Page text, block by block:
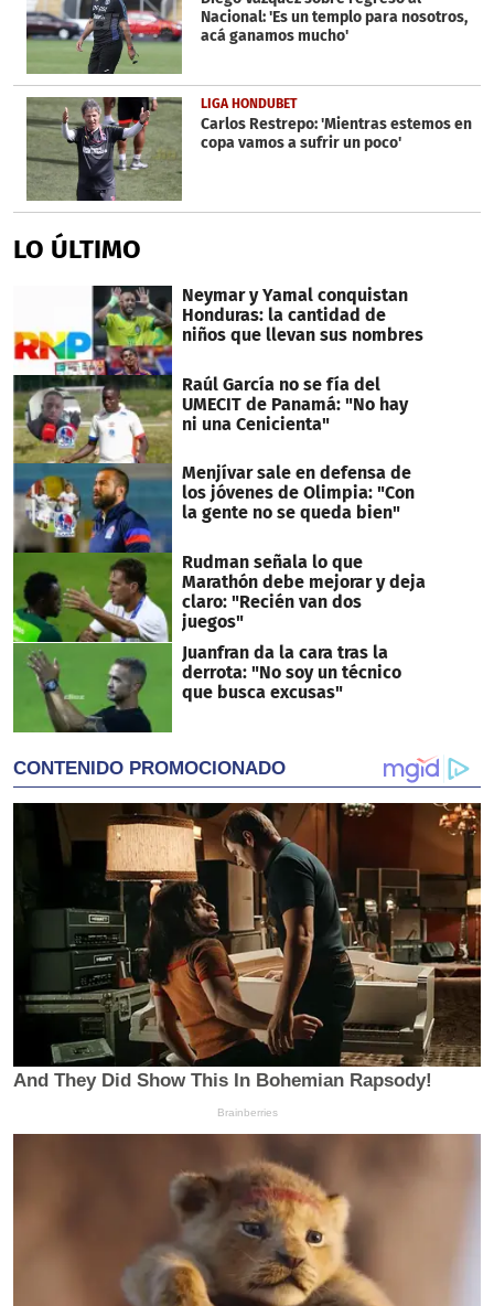
Nacional: 'Es un templo para nosotros,
acá ganamos mucho'
LIGA HONDUBET
Carlos Restrepo: 'Mientras estemos en
copa vamos a sufrir un poco'
LO ÚLTIMO
Neymar y Yamal conquistan
Honduras: la cantidad de
niños que llevan sus nombres
Raúl García no se fía del
UMECIT de Panamá: "No hay
ni una Cenicienta"
Menjívar sale en defensa de
los jóvenes de Olimpia: "Con
la gente no se queda bien"
Rudman señala lo que
Marathón debe mejorar y deja
claro: "Recién van dos
juegos"
Juanfran da la cara tras la
derrota: "No soy un técnico
que busca excusas"